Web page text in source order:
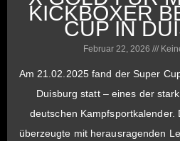
KICKBOXER
CUP IN
Februar 22, 2026
Am 21.02.2025 fand der Super
Duisburg statt – eines der
deutschen Kampfsportkalender.
überzeugte mit herausragenden